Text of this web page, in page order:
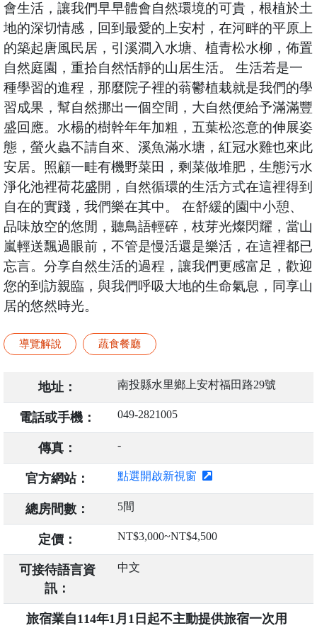
會生活，讓我們早早體會自然環境的可貴，根植於土
地的深切情感，回到最愛的上安村，在河畔的平原上
的築起唐風民居，引溪澗入水塘、植青松水柳，佈置
自然庭園，重拾自然恬靜的山居生活。 生活若是一
種學習的進程，那麼院子裡的蓊鬱植栽就是我們的學
習成果，幫自然挪出一個空間，大自然便給予滿滿豐
盛回應。水楊的樹幹年年加粗，五葉松恣意的伸展姿
態，螢火蟲不請自來、溪魚滿水塘，紅冠水雞也來此
安居。照顧一畦有機野菜田，剩菜做堆肥，生態污水
淨化池裡荷花盛開，自然循環的生活方式在這裡得到
自在的實踐，我們樂在其中。 在舒緩的園中小憩、
品味放空的悠閒，聽鳥語輕碎，枝芽光燦閃耀，當山
嵐輕送飄過眼前，不管是慢活還是樂活，在這裡都已
忘言。分享自然生活的過程，讓我們更感富足，歡迎
您的到訪親臨，與我們呼吸大地的生命氣息，同享山
居的悠然時光。
導覽解說 蔬食餐廳
地址： 南投縣水里鄉上安村福田路29號
電話或手機： 049-2821005
傳真： -
官方網站： 點選開啟新視窗
總房間數： 5間
定價： NT$3,000~NT$4,500
可接待語言資
訊：
中文
旅宿業自114年1月1日起不主動提供旅宿一次用